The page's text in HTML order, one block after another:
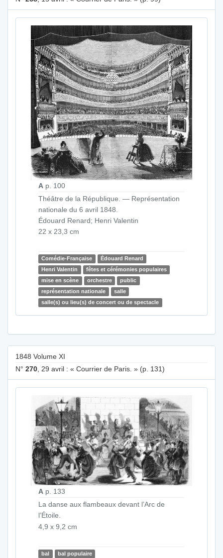
A p. 100
Théâtre de la République. — Représentation
nationale du 6 avril 1848.
Édouard Renard; Henri Valentin
22 x 23,3 cm
Comédie-Française
Édouard Renard
Henri Valentin
fêtes et cérémonies populaires
mise en scène
orchestre
public
représentation nationale
salle
salle(s) ou lieu(s) de concert ou de spectacle
1848 Volume XI
N° 270, 29 avril : « Courrier de Paris. » (p. 131)
A p. 133
La danse aux flambeaux devant l’Arc de
l’Étoile.
4,9 x 9,2 cm
bal
bal populaire